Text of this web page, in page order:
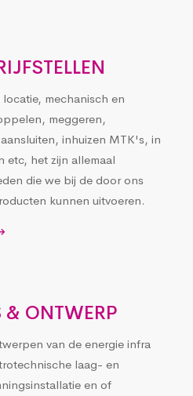
mechanisch en
meggeren,
inhuizen MTK's, in
etc, het zijn allemaal
die we bij de door ons
kunnen uitvoeren.
& ONTWERP
van de energie infra
laag- en
en of